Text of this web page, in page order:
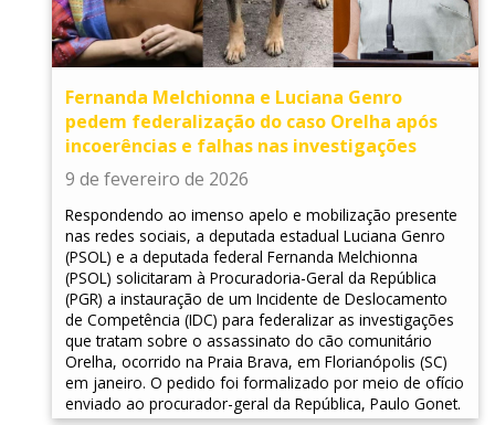
Fernanda Melchionna e Luciana Genro
pedem federalização do caso Orelha após
incoerências e falhas nas investigações
9 de fevereiro de 2026
Respondendo ao imenso apelo e mobilização presente
nas redes sociais, a deputada estadual Luciana Genro
(PSOL) e a deputada federal Fernanda Melchionna
(PSOL) solicitaram à Procuradoria-Geral da República
(PGR) a instauração de um Incidente de Deslocamento
de Competência (IDC) para federalizar as investigações
que tratam sobre o assassinato do cão comunitário
Orelha, ocorrido na Praia Brava, em Florianópolis (SC)
em janeiro. O pedido foi formalizado por meio de ofício
enviado ao procurador-geral da República, Paulo Gonet.